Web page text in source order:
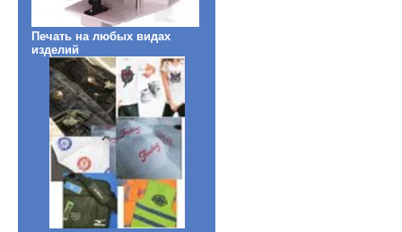
Печать на любых видах
изделий